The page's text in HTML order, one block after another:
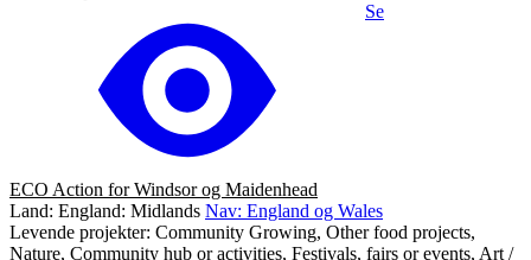
Se
ECO Action for Windsor og Maidenhead
Land: England: Midlands Nav: England og Wales
Levende projekter: Community Growing, Other food projects,
Nature, Community hub or activities, Festivals, fairs or events, Art /